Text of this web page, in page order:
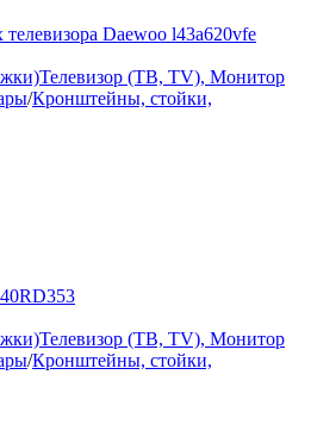
Daewoo l43a620vfe
Телевизор (ТВ, TV), Монитор
/Кронштейны, стойки,
Телевизор (ТВ, TV), Монитор
/Кронштейны, стойки,